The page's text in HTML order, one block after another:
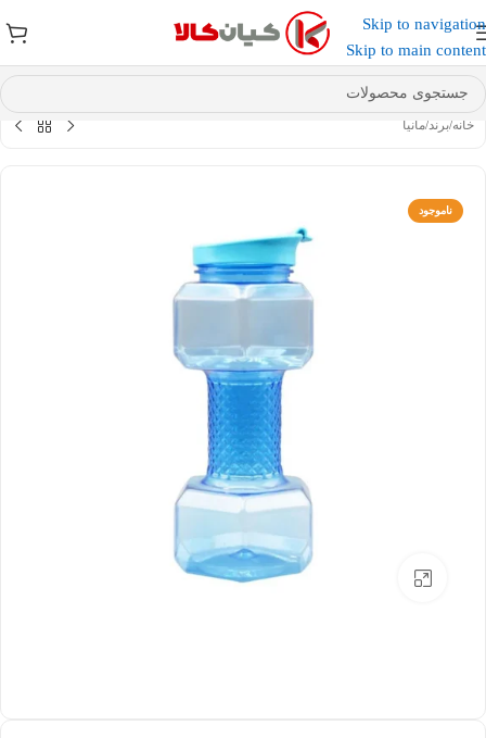
Skip to navigation
Skip to main content
عضو کانال بله کیان کالا شوید و کد تخفیف دریافت کنید.
خانه/برند/مانیا
ناموجود
بزرگنمایی تصویر